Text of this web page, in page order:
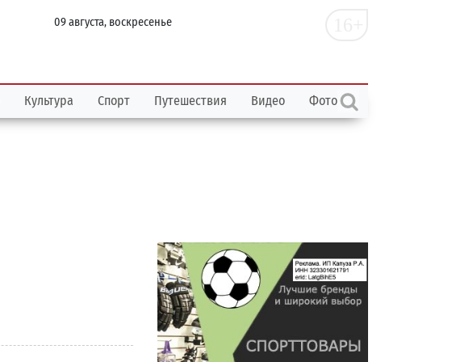
09 августа, воскресенье
Культура Спорт Путешествия Видео Фото